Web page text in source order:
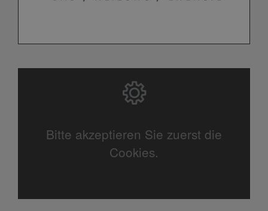
Bitte akzeptieren Sie zuerst die
Cookies.